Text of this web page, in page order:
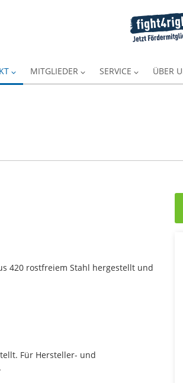
MITGLIEDER SERVICE ÜBER
420 rostfreiem Stahl hergestellt und
Für Hersteller- und